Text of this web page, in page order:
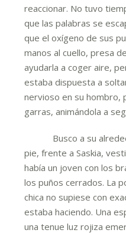
reaccionar. No tuvo
que las palabras se
que el oxígeno de sus
manos al cuello, presa
ayudarla a coger aire,
estaba dispuesta a
nervioso en su hombro,
garras, animándola a
Busco a su
pie, frente a Saskia,
había un joven con los
los puños cerrados. La
chica no supiese con
estaba haciendo. Una
una tenue luz rojiza